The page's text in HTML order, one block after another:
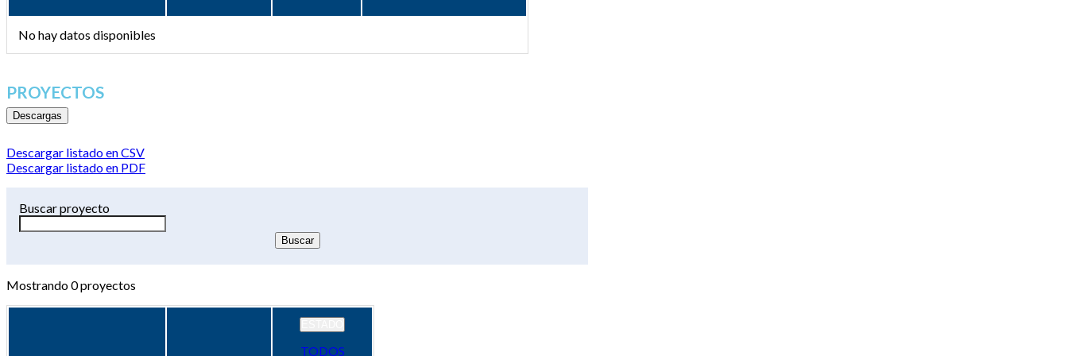
No hay datos disponibles
PROYECTOS
Descargas
Descargar listado en CSV
Descargar listado en PDF
Buscar proyecto
Mostrando0proyectos
TODOS